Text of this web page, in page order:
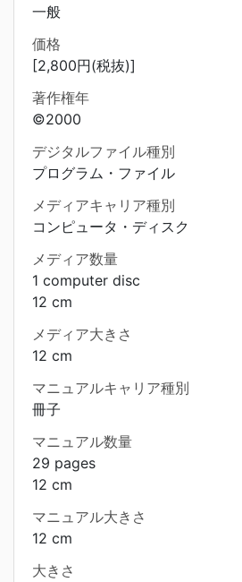
一般
価格
[2,800円(税抜)]
著作権年
©2000
デジタルファイル種別
プログラム・ファイル
メディアキャリア種別
コンピュータ・ディスク
メディア数量
1 computer disc
12 cm
メディア大きさ
12 cm
マニュアルキャリア種別
冊子
マニュアル数量
29 pages
12 cm
マニュアル大きさ
12 cm
大きさ